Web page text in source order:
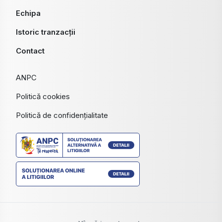
Echipa
Istoric tranzacții
Contact
ANPC
Politică cookies
Politică de confidențialitate